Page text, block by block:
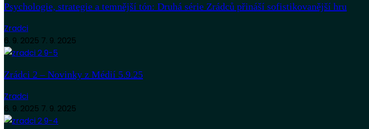
Psychologie, strategie a temnější tón: Druhá série Zrádců přináší sofistikovanější hru
Zradci
6. 9. 2025 7. 9. 2025
Zrádci 2 – Novinky z Médií 5.9.25
Zradci
6. 9. 2025 7. 9. 2025